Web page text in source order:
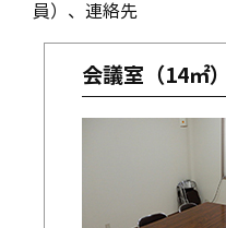
員）、連絡先
会議室（14㎡）